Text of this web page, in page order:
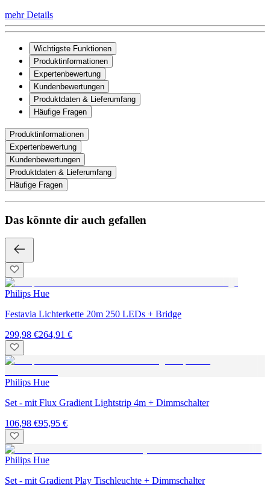
mehr Details
Wichtigste Funktionen
Produktinformationen
Expertenbewertung
Kundenbewertungen
Produktdaten & Lieferumfang
Häufige Fragen
Produktinformationen
Expertenbewertung
Kundenbewertungen
Produktdaten & Lieferumfang
Häufige Fragen
Das könnte dir auch gefallen
Philips Hue
Festavia Lichterkette 20m 250 LEDs + Bridge
299,98 €264,91 €
Philips Hue
Set - mit Flux Gradient Lightstrip 4m + Dimmschalter
106,98 €95,95 €
Philips Hue
Set - mit Gradient Play Tischleuchte + Dimmschalter